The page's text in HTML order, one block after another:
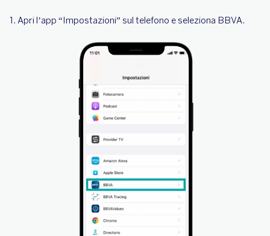
1. Apri l’app “Impostazioni” sul telefono e seleziona BBVA.